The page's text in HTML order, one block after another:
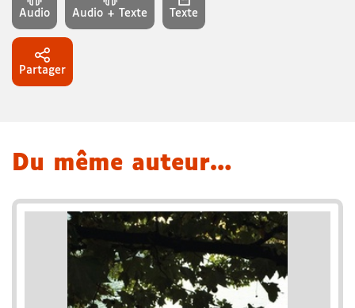
Audio Audio + Texte Texte
Partager
Du même auteur…